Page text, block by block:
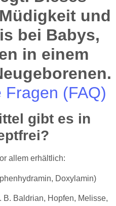
Fragen (FAQ)
gibt es in
allem erhältlich:
Doxylamin)
B. Baldrian, Hopfen, Melisse,